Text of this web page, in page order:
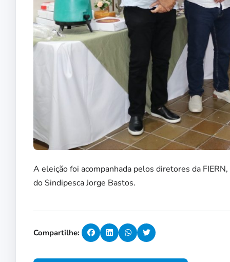
A eleição foi acompanhada pelos diretores da
do Sindipesca Jorge Bastos.
Compartilhe: